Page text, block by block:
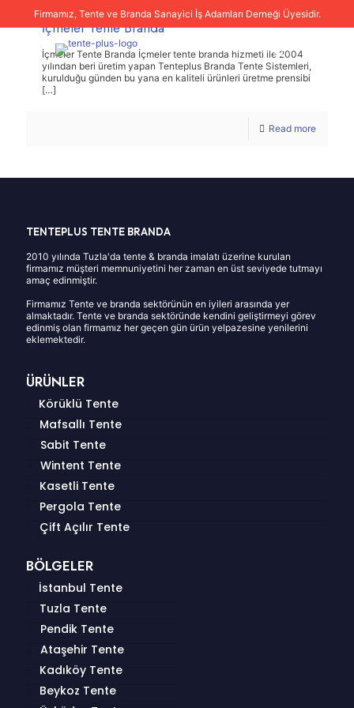
Firmamız, Tente ve Branda Sanayici İş Adamları Derneği Üyesidir.
İçmeler Tente Branda
İçmeler Tente Branda İçmeler tente branda hizmeti ile 2004
yılından beri üretim yapan Tenteplus Branda Tente Sistemleri,
kurulduğu günden bu yana en kaliteli ürünleri üretme prensibi
[…]
Read more
TENTEPLUS TENTE BRANDA
2010 yılında Tuzla'da tente & branda imalatı üzerine kurulan
firmamız müşteri memnuniyetini her zaman en üst seviyede tutmayı
amaç edinmiştir.
Firmamız Tente ve branda sektörünün en iyileri arasında yer
almaktadır. Tente ve branda sektöründe kendini geliştirmeyi görev
edinmiş olan firmamız her geçen gün ürün yelpazesine yenilerini
eklemektedir.
ÜRÜNLER
Körüklü Tente
Mafsallı Tente
Sabit Tente
Wintent Tente
Kasetli Tente
Pergola Tente
Çift Açılır Tente
BÖLGELER
İstanbul Tente
Tuzla Tente
Pendik Tente
Ataşehir Tente
Kadıköy Tente
Beykoz Tente